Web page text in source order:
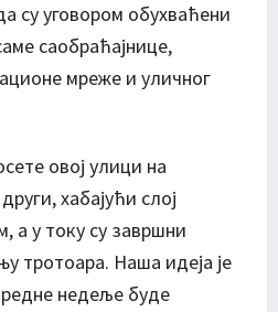
су уговором обухваћени
саобраћајнице,
мреже и уличног
овој улици на
хабајући слој
а у току су завршни
тротоара. Наша идеја је
недеље буде